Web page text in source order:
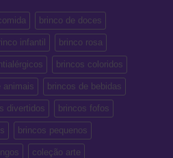
brinco de doces
infantil brinco rosa
brincos coloridos
animais brincos de bebidas
divertidos brincos fofos
brincos pequenos
coleção arte